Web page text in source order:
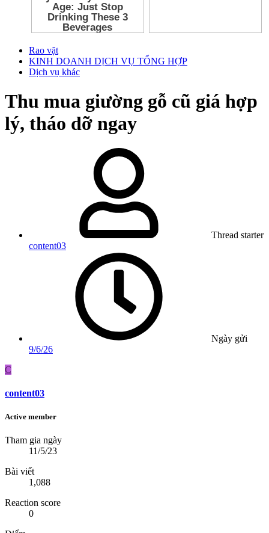
Rao vặt
KINH DOANH DỊCH VỤ TỔNG HỢP
Dịch vụ khác
Thu mua giường gỗ cũ giá hợp
lý, tháo dỡ ngay
Thread starter
content03
Ngày gửi
9/6/26
C
content03
Active member
Tham gia ngày
11/5/23
Bài viết
1,088
Reaction score
0